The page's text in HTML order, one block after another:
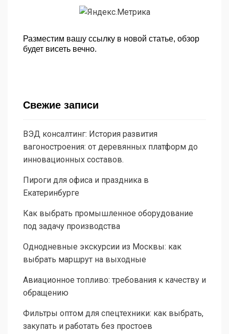
Разместим вашу ссылку в новой статье, обзор
будет висеть вечно.
Свежие записи
ВЭД консалтинг: История развития
вагоностроения: от деревянных платформ до
инновационных составов.
Пироги для офиса и праздника в
Екатеринбурге
Как выбрать промышленное оборудование
под задачу производства
Однодневные экскурсии из Москвы: как
выбрать маршрут на выходные
Авиационное топливо: требования к качеству и
обращению
Фильтры оптом для спецтехники: как выбрать,
закупать и работать без простоев